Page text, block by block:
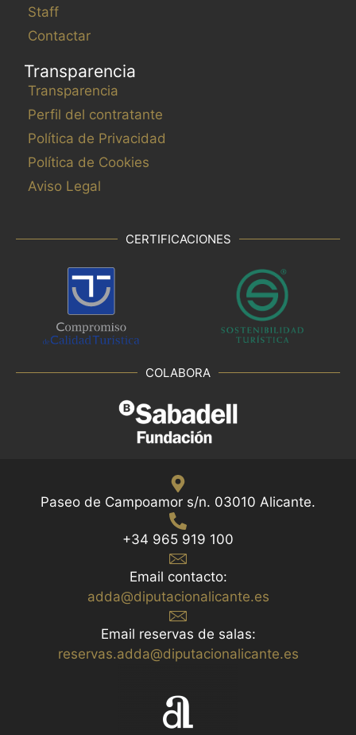
Staff
Contactar
Transparencia
Transparencia
Perfil del contratante
Política de Privacidad
Política de Cookies
Aviso Legal
CERTIFICACIONES
COLABORA
Paseo de Campoamor s/n. 03010 Alicante.
+34 965 919 100
Email contacto:
adda@diputacionalicante.es
Email reservas de salas:
reservas.adda@diputacionalicante.es